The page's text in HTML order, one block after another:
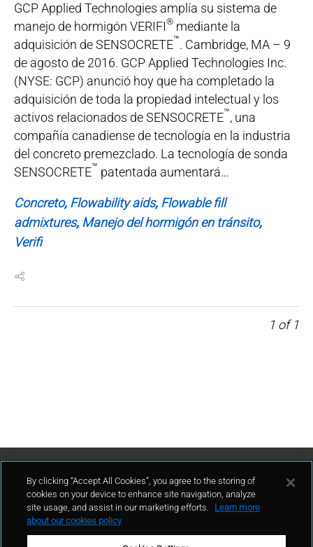
GCP Applied Technologies amplía su sistema de
manejo de hormigón VERIFI® mediante la
adquisición de SENSOCRETE™. Cambridge, MA – 9
de agosto de 2016. GCP Applied Technologies Inc.
(NYSE: GCP) anunció hoy que ha completado la
adquisición de toda la propiedad intelectual y los
activos relacionados de SENSOCRETE™, una
compañía canadiense de tecnología en la industria
del concreto premezclado. La tecnología de sonda
SENSOCRETE™ patentada aumentará…
Concreto Flowability aids Flowable fill
admixtures Manejo del hormigón en tránsito
Verifi
1 of1
Contáctenos
By clicking “Accept All Cookies”, you agree to the storing of
cookies on your device to enhance site navigation, analyze
site usage, and assist in our marketing efforts.
Learn more
about our cookies policy